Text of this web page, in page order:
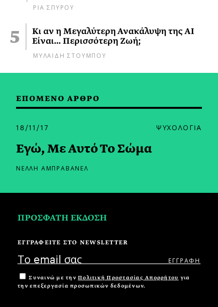
ΡΙΑ ΣΠΥΡΟΥ
Κι αν η Μεγαλύτερη Ανακάλυψη της AI
Είναι… Περισσότερη Ζωή;
ΜΥΛΑΙΔΗ ΣΤΟΥΜΠΟΥ
ΕΠΟΜΕΝΟ ΑΡΘΡΟ
18/11/17 ΨΥΧΟΛΟΓΙΑ
Εγώ, Με Αυτό Το Σώμα
ΝΕΛΛΗ ΑΜΠΡΑΒΑΝΕΛ
ΠΡΟΣΦΑΤΗ ΕΚΔΟΣΗ
ΕΓΓΡΑΦΕΙΤΕ ΣΤΟ NEWSLETTER
Συναινώ με την Πολιτική Προστασίας Απορρήτου για
την επεξεργασία προσωπικών δεδομένων.